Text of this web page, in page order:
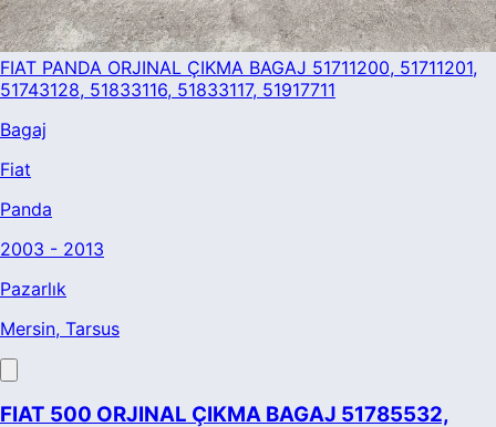
FIAT PANDA ORJINAL ÇIKMA BAGAJ 51711200, 51711201,
51743128, 51833116, 51833117, 51917711
Bagaj
Fiat
Panda
2003 - 2013
Pazarlık
Mersin, Tarsus
FIAT 500 ORJINAL ÇIKMA BAGAJ 51785532,